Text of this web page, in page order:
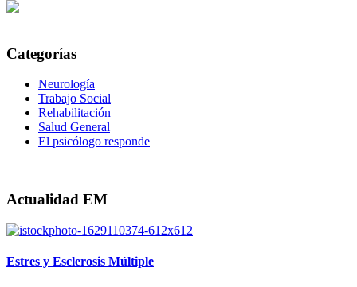
Categorías
Neurología
Trabajo Social
Rehabilitación
Salud General
El psicólogo responde
Actualidad EM
Estres y Esclerosis Múltiple